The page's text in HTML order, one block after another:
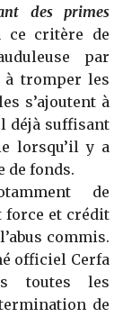
des primes
critère de
par
à tromper les
s’ajoutent à
déjà suffisant
lorsqu’il y a
de fonds.
de
force et crédit
commis.
officiel Cerfa
toutes les
de